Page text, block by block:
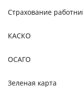
Страхование
КАСКО
ОСАГО
Зеленая карта